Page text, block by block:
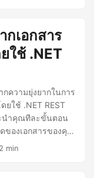
กเอกสาร
ใช้ .NET
ความยุ่งยากในการ
ยใช้ .NET REST
นำคุณทีละขั้นตอน
ของเอกสารของคุณ
min